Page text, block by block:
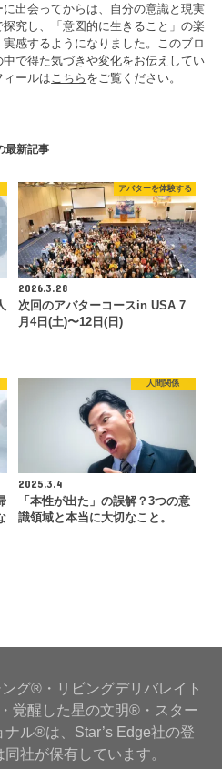
出会ってからは、自分の意識と現実
究し、「意図的に生きること」の楽
感するようになりました。このブロ
で得た気づきや変化をお伝えしてい
ィールは こちら をご覧ください。
最新記事
アバターを体験する
2026.3.28
次回のアバターコースin USA 7
月4日(土)〜12日(日)
人間関係
2025.3.4
「本性が出た」の誤解？3つの意
識領域と本当に大切なこと。
グ®・リビングデリバレイト
覚醒した星の文明®・スター
ル®は、Star’s Edge社の登
社が保有しています。